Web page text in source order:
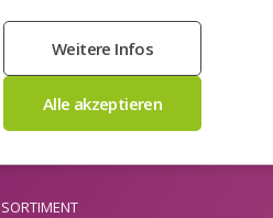
Newsletter
(datenschutzerklärung)
SORTIMENT